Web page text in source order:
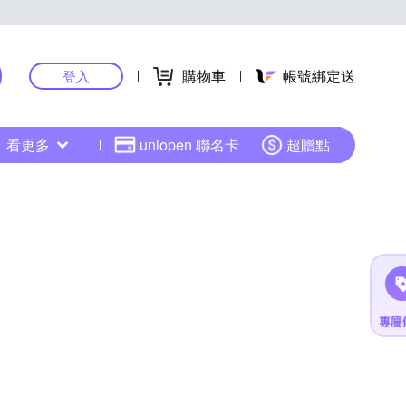
登入 購物車 帳號綁定送
看更多 uniopen 聯名卡 超贈點